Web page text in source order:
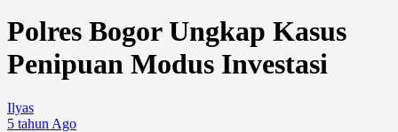
Polres Bogor Ungkap Kasus
Penipuan Modus Investasi
Ilyas
5 tahun Ago